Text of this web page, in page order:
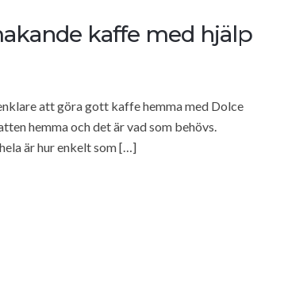
kaffe med hjälp
att göra gott kaffe hemma med Dolce
hemma och det är vad som behövs.
är hur enkelt som […]